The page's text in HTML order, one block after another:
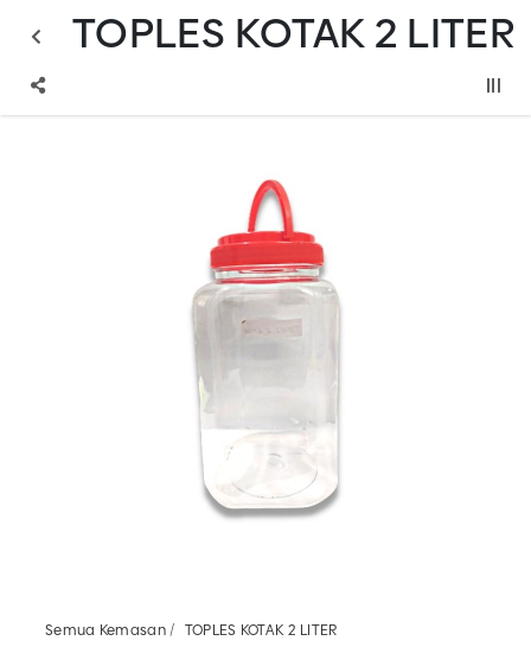
TOPLES KOTAK 2 LITER
Semua Kemasan TOPLES KOTAK 2 LITER